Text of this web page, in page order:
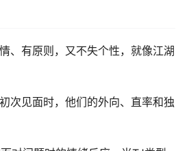
、有原则，又不失个性，就像江湖
次见面时，他们的外向、直率和独